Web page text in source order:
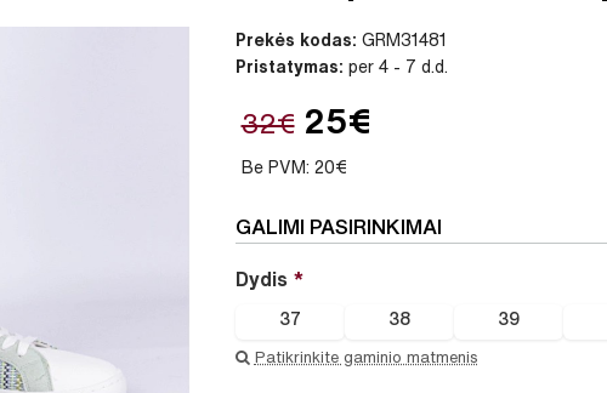
Prekės kodas: GRM31481
Pristatymas: per 4 - 7 d.d.
32€ 25€
Be PVM: 20€
GALIMI PASIRINKIMAI
Dydis
37 38 39
Patikrinkite gaminio matmenis